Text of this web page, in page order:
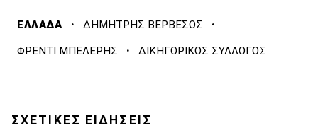
ΕΛΛΑΔΑ · ΔΗΜΗΤΡΗΣ ΒΕΡΒΕΣΟΣ ·
ΦΡΕΝΤΙ ΜΠΕΛΕΡΗΣ · ΔΙΚΗΓΟΡΙΚΟΣ ΣΥΛΛΟΓΟΣ
ΣΧΕΤΙΚΕΣ ΕΙΔΗΣΕΙΣ